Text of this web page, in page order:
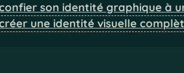
son identité graphique à
une identité visuelle